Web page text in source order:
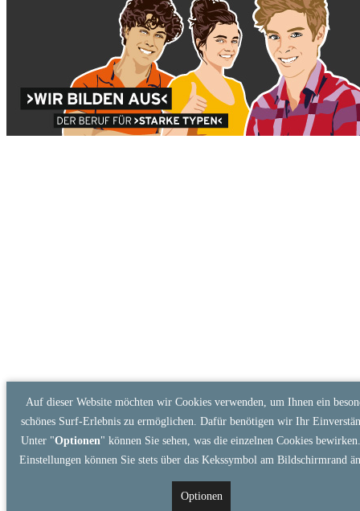
Auf dieser Website möchten wir Cookies verwenden, um Ihnen ein
schönes Surf-Erlebnis zu ermöglichen. Dafür benötigen wir Ihr
Unter "Optionen" können Sie sehen, was die einzelnen Cookies
Einstellungen können Sie stets über das Kekssymbol am Bildschirmrand
Optionen